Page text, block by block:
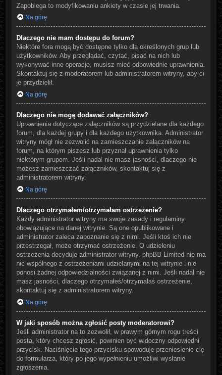
Zapobiega to modyfikowaniu ankiety w czasie jej trwania.
Na górę
Dlaczego nie mam dostępu do forum?
Niektóre fora mogą być dostępne tylko dla określonych grup lub
użytkowników. Aby przeglądać, czytać, pisać na nich lub
wykonywać inne operacje, musisz mieć odpowiednie uprawnienia.
Skontaktuj się z moderatorem lub administratorem witryny, aby ci
je przydzielił.
Na górę
Dlaczego nie mogę dodawać załączników?
Uprawnienia dotyczące załączników są przydzielane dla każdego
forum, dla każdej grupy i dla każdego użytkownika. Administrator
witryny mógł nie zezwolić na zamieszczanie załączników na
forum, na którym piszesz lub przyznał uprawnienia tylko
niektórym grupom. Jeśli nadal nie masz jasności, dlaczego nie
możesz zamieszczać załączników, skontaktuj się z
administratorem witryny.
Na górę
Dlaczego otrzymałem/otrzymałam ostrzeżenie?
Każdy administrator witryny ma swoje zasady i regulaminy
obowiązujące na danej witrynie. Są one opublikowane i
administrator zaleca zapoznanie się z nimi. Jeśli ktoś ich nie
przestrzegał, może otrzymać ostrzeżenie. O udzieleniu
ostrzeżenia decyduje administrator witryny. phpBB Limited nie ma
nic wspólnego z ostrzeżeniami udzielanymi na tej witrynie i nie
ponosi żadnej odpowiedzialności związanej z nimi. Jeśli nadal nie
masz jasności, dlaczego otrzymałeś/otrzymałaś ostrzeżenie,
skontaktuj się z administratorem witryny.
Na górę
W jaki sposób można zgłosić posty moderatorowi?
Jeśli administrator na to zezwolił, w prawym górnym rogu treści
posta, który chcesz zgłosić, powinien być widoczny odpowiedni
przycisk. Naciśnięcie tego przycisku spowoduje przeniesienie cię
do formularza, który po jego wypełnieniu umożliwi wysłanie
zgłoszenia.